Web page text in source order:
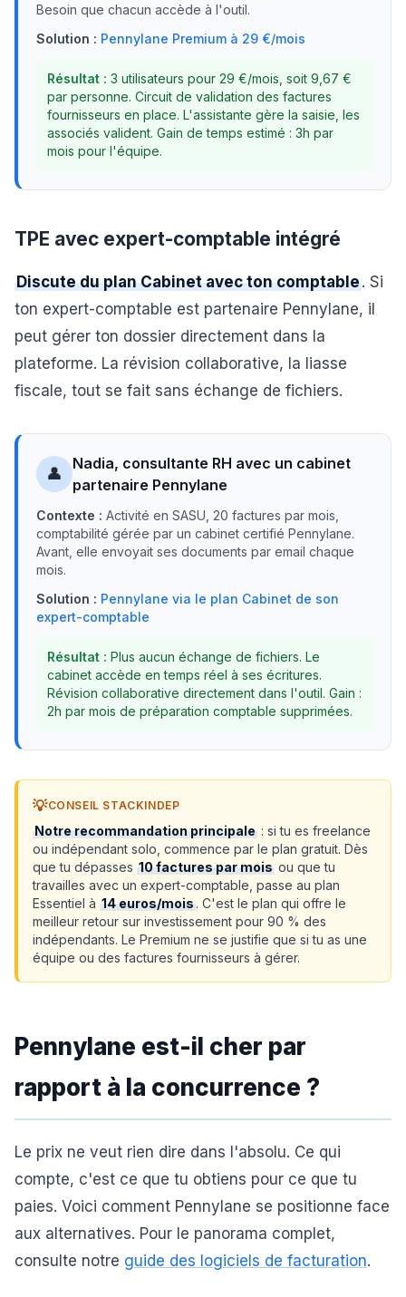
Besoin que chacun accède à l'outil.
Solution : Pennylane Premium à 29 €/mois
Résultat : 3 utilisateurs pour 29 €/mois, soit 9,67 €
par personne. Circuit de validation des factures
fournisseurs en place. L'assistante gère la saisie, les
associés valident. Gain de temps estimé : 3h par
mois pour l'équipe.
TPE avec expert-comptable intégré
Discute du plan Cabinet avec ton comptable. Si
ton expert-comptable est partenaire Pennylane, il
peut gérer ton dossier directement dans la
plateforme. La révision collaborative, la liasse
fiscale, tout se fait sans échange de fichiers.
👤
Nadia, consultante RH avec un cabinet
partenaire Pennylane
Contexte : Activité en SASU, 20 factures par mois,
comptabilité gérée par un cabinet certifié Pennylane.
Avant, elle envoyait ses documents par email chaque
mois.
Solution : Pennylane via le plan Cabinet de son
expert-comptable
Résultat : Plus aucun échange de fichiers. Le
cabinet accède en temps réel à ses écritures.
Révision collaborative directement dans l'outil. Gain :
2h par mois de préparation comptable supprimées.
💡CONSEIL STACKINDEP
Notre recommandation principale : si tu es freelance
ou indépendant solo, commence par le plan gratuit. Dès
que tu dépasses 10 factures par mois ou que tu
travailles avec un expert-comptable, passe au plan
Essentiel à 14 euros/mois. C'est le plan qui offre le
meilleur retour sur investissement pour 90 % des
indépendants. Le Premium ne se justifie que si tu as une
équipe ou des factures fournisseurs à gérer.
Pennylane est-il cher par
rapport à la concurrence ?
Le prix ne veut rien dire dans l'absolu. Ce qui
compte, c'est ce que tu obtiens pour ce que tu
paies. Voici comment Pennylane se positionne face
aux alternatives. Pour le panorama complet,
consulte notre guide des logiciels de facturation.